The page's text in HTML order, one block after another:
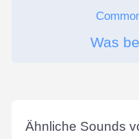
Was
Ähnliche Sounds